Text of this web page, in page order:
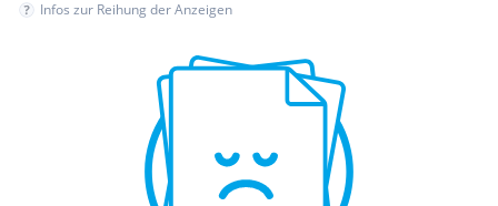
Infos zur Reihung der Anzeigen